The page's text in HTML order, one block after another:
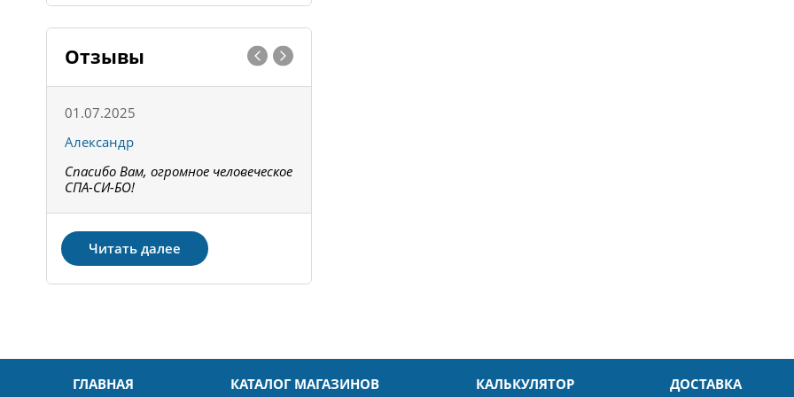
Отзывы
01.07.2025
Александр
Спасибо Вам, огромное человеческое
СПА-СИ-БО!
Читать далее
ГЛАВНАЯ КАТАЛОГ МАГАЗИНОВ КАЛЬКУЛЯТОР ДОСТАВКА